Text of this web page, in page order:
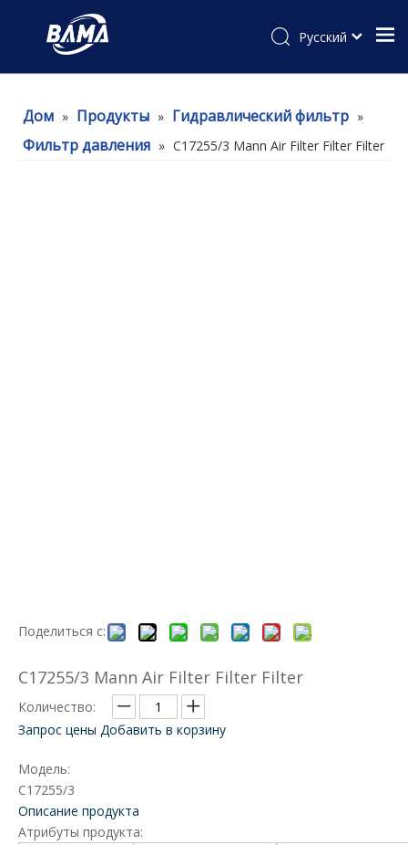
Pусский
Дом » Продукты » Гидравлический фильтр »
Фильтр давления » C17255/3 Mann Air Filter Filter Filter
Поделиться с:
C17255/3 Mann Air Filter Filter Filter
Количество:
Запрос цены Добавить в корзину
Модель:
C17255/3
Описание продукта
Атрибуты продукта: